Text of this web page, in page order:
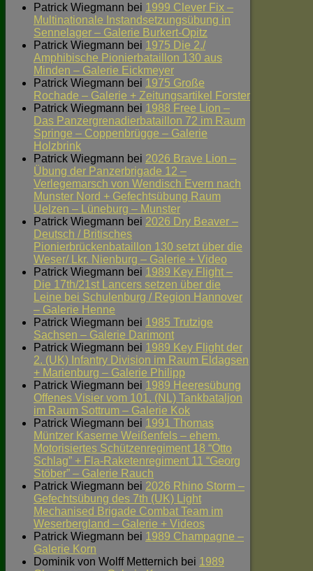
Patrick Wiegmann bei 1999 Clever Fix –
Multinationale Instandsetzungsübung in
Sennelager – Galerie Burkert-Opitz
Patrick Wiegmann bei 1975 Die 2./
Amphibische Pionierbataillon 130 aus
Minden – Galerie Eickmeyer
Patrick Wiegmann bei 1975 Große
Rochade – Galerie + Zeitungsartikel Forster
Patrick Wiegmann bei 1988 Free Lion –
Das Panzergrenadierbataillon 72 im Raum
Springe – Coppenbrügge – Galerie
Holzbrink
Patrick Wiegmann bei 2026 Brave Lion –
Übung der Panzerbrigade 12 –
Verlegemarsch von Wendisch Evern nach
Munster Nord + Gefechtsübung Raum
Uelzen – Lüneburg – Munster
Patrick Wiegmann bei 2026 Dry Beaver –
Deutsch / Britisches
Pionierbrückenbataillon 130 setzt über die
Weser/ Lkr. Nienburg – Galerie + Video
Patrick Wiegmann bei 1989 Key Flight –
Die 17th/21st Lancers setzen über die
Leine bei Schulenburg / Region Hannover
– Galerie Henne
Patrick Wiegmann bei 1985 Trutzige
Sachsen – Galerie Darimont
Patrick Wiegmann bei 1989 Key Flight der
2. (UK) Infantry Division im Raum Eldagsen
+ Marienburg – Galerie Philipp
Patrick Wiegmann bei 1989 Heeresübung
Offenes Visier vom 101. (NL) Tankbataljon
im Raum Sottrum – Galerie Kok
Patrick Wiegmann bei 1991 Thomas
Müntzer Kaserne Weißenfels – ehem.
Motorisiertes Schützenregiment 18 “Otto
Schlag” + Fla-Raketenregiment 11 “Georg
Stöber” – Galerie Rauch
Patrick Wiegmann bei 2026 Rhino Storm –
Gefechtsübung des 7th (UK) Light
Mechanised Brigade Combat Team im
Weserbergland – Galerie + Videos
Patrick Wiegmann bei 1989 Champagne –
Galerie Korn
Dominik von Wolff Metternich bei 1989